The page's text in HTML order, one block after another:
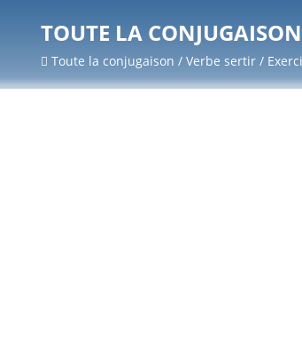
TOUTE LA CONJUGAISON
Toute la conjugaison / Verbe sertir /